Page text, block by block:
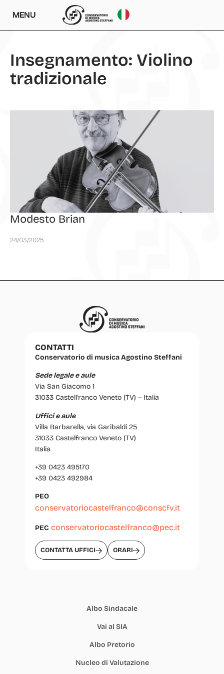
MENU
Insegnamento: Violino
tradizionale
Modesto Brian
24/03/2025
CONTATTI
Conservatorio di musica Agostino Steffani
Sede legale e aule
Via San Giacomo 1
31033 Castelfranco Veneto (TV) – Italia
Uffici e aule
Villa Barbarella, via Garibaldi 25
31033 Castelfranco Veneto (TV)
Italia
+39 0423 495170
+39 0423 492984
PEO
conservatoriocastelfranco@conscfv.it
PEC conservatoriocastelfranco@pec.it
CONTATTA UFFICI ORARI
Albo Sindacale
Vai al SIA
Albo Pretorio
Nucleo di Valutazione